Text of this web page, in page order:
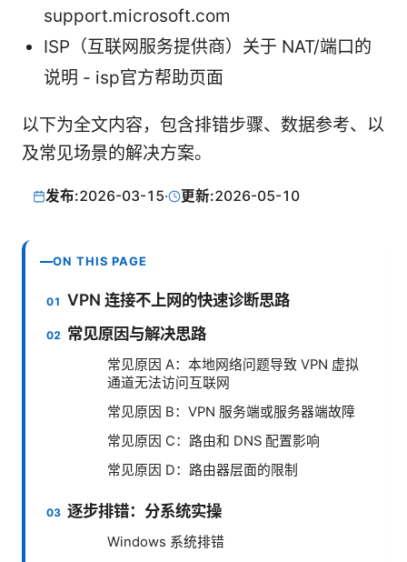
support.microsoft.com
ISP（互联网服务提供商）关于 NAT/端口的
说明 - isp官方帮助页面
以下为全文内容，包含排错步骤、数据参考、以
及常见场景的解决方案。
发布:2026-03-15· 更新:2026-05-10
ON THIS PAGE
VPN 连接不上网的快速诊断思路
常见原因与解决思路
常见原因 A：本地网络问题导致 VPN 虚拟
通道无法访问互联网
常见原因 B：VPN 服务端或服务器端故障
常见原因 C：路由和 DNS 配置影响
常见原因 D：路由器层面的限制
逐步排错：分系统实操
Windows 系统排错